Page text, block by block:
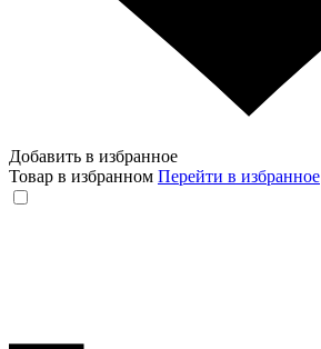
Добавить в избранное
Товар в избранном Перейти в избранное